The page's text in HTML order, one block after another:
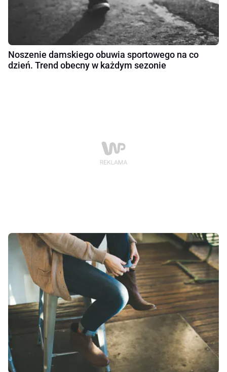
Noszenie damskiego obuwia sportowego na co
dzień. Trend obecny w każdym sezonie